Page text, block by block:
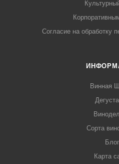
Согласие на обработку
Винная
Сорта
Блог
Карта